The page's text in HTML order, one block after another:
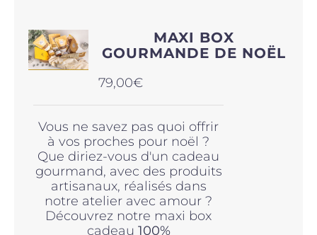
options
peuvent
être
la
page
du
produit
MAXI BOX
GOURMANDE DE NOËL
79,00€
Vous ne savez pas quoi offrir
à vos proches pour noël ?
Que diriez-vous d'un cadeau
gourmand, avec des produits
artisanaux, réalisés dans
notre atelier avec amour ?
Découvrez notre maxi box
cadeau 100%